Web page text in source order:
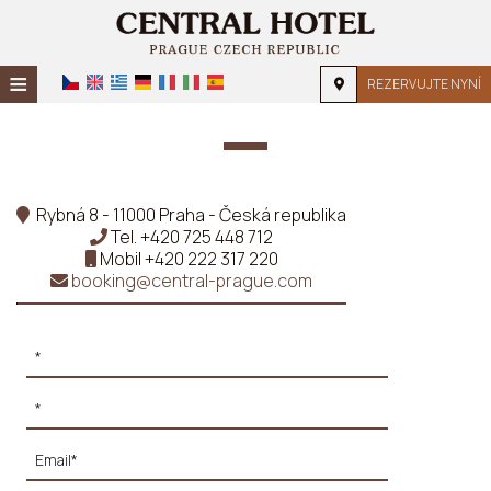
≡ REZERVUJTE NYNÍ
UBYTOVÁNÍ
ZAŘÍZENÍ
FOTOGALERIE
Rybná 8 - 11000 Praha - Česká republika
Tel.+420 725 448 712
Mobil+420 222 317 220
booking@central-prague.com